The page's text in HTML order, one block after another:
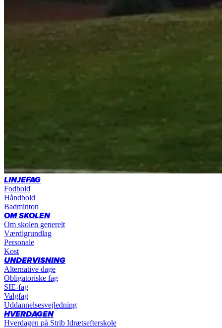
LINJEFAG
Fodbold
Håndbold
Badminton
OM SKOLEN
Om skolen generelt
Værdigrundlag
Personale
Kost
UNDERVISNING
Alternative dage
Obligatoriske fag
SIE-fag
Valgfag
Uddannelsesvejledning
HVERDAGEN
Hverdagen på Strib Idrætsefterskole